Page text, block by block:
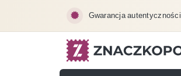
Gwarancja autentyczności